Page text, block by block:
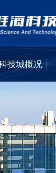
技城概况